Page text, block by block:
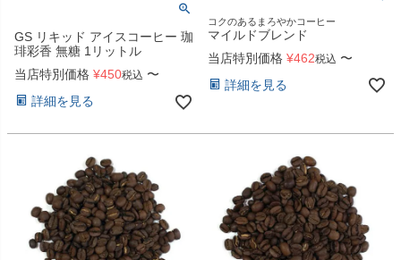
GS リキッド アイスコーヒー 珈
琲彩香 無糖 1リットル
当店特別価格 ¥450税込 〜
詳細を見る
コクのあるまろやかコーヒー
マイルドブレンド
当店特別価格 ¥462税込 〜
詳細を見る